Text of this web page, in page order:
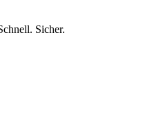
Sicher.